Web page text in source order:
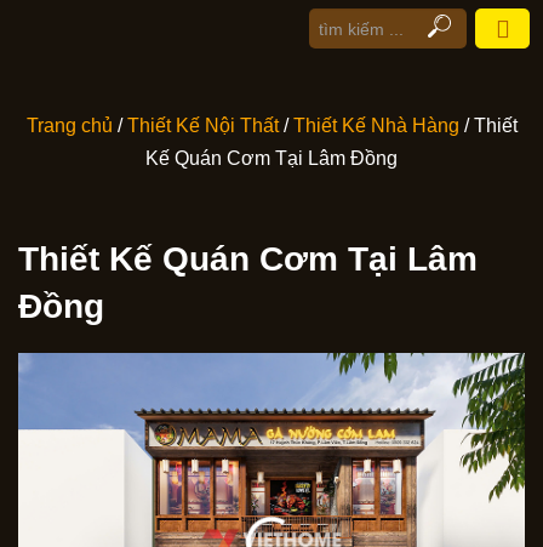
Trang chủ /Thiết Kế Nội Thất/Thiết Kế Nhà Hàng / Thiết
Kế Quán Cơm Tại Lâm Đồng
Thiết Kế Quán Cơm Tại Lâm
Đồng